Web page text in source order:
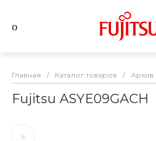
Главная / Каталог товаров / Архив
Fujitsu ASYE09GACH